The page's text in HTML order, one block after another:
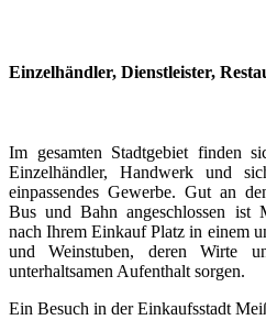
Einzelhändler, Dienstleister,
Im gesamten Stadtgebiet finden
Einzelhändler, Handwerk und
einpassendes Gewerbe. Gut an
Bus und Bahn angeschlossen ist
nach Ihrem Einkauf Platz in einem
und Weinstuben, deren Wirte
unterhaltsamen Aufenthalt sorgen.
Ein Besuch in der Einkaufsstadt